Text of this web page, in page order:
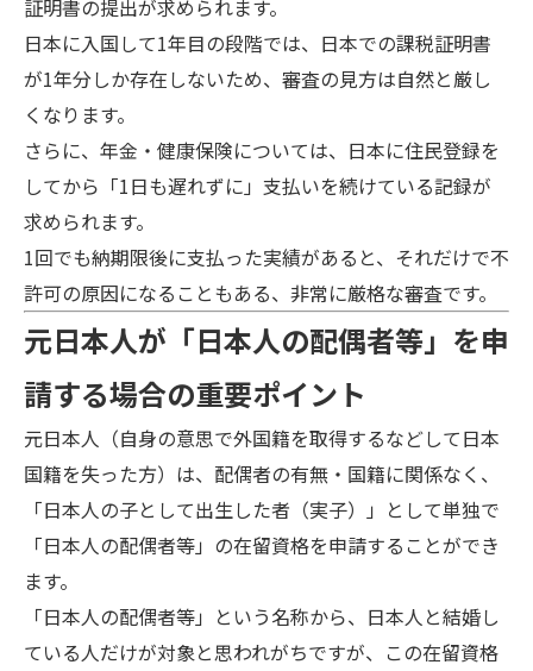
証明書の提出が求められます。
日本に入国して1年目の段階では、日本での課税証明書
が1年分しか存在しないため、審査の見方は自然と厳し
くなります。
さらに、年金・健康保険については、日本に住民登録を
してから「1日も遅れずに」支払いを続けている記録が
求められます。
1回でも納期限後に支払った実績があると、それだけで不
許可の原因になることもある、非常に厳格な審査です。
元日本人が「日本人の配偶者等」を申
請する場合の重要ポイント
元日本人（自身の意思で外国籍を取得するなどして日本
国籍を失った方）は、配偶者の有無・国籍に関係なく、
「日本人の子として出生した者（実子）」として単独で
「日本人の配偶者等」の在留資格を申請することができ
ます。
「日本人の配偶者等」という名称から、日本人と結婚し
ている人だけが対象と思われがちですが、この在留資格